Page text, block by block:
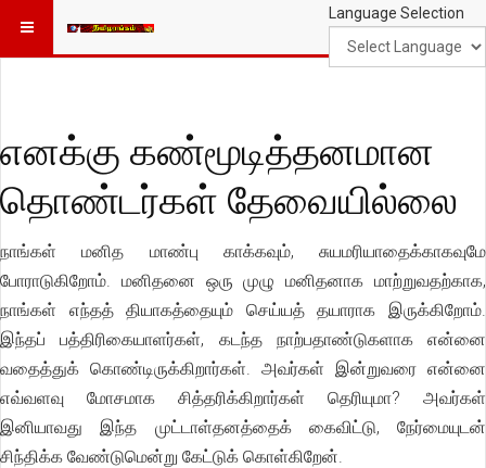
Language Selection
எனக்கு கண்மூடித்தனமான
தொண்டர்கள் தேவையில்லை
நாங்கள் மனித மாண்பு காக்கவும், சுயமரியாதைக்காகவுமே
போராடுகிறோம். மனிதனை ஒரு முழு மனிதனாக மாற்றுவதற்காக,
நாங்கள் எந்தத் தியாகத்தையும் செய்யத் தயாராக இருக்கிறோம்.
இந்தப் பத்திரிகையாளர்கள், கடந்த நாற்பதாண்டுகளாக என்னை
வதைத்துக் கொண்டிருக்கிறார்கள். அவர்கள் இன்றுவரை என்னை
எவ்வளவு மோசமாக சித்தரிக்கிறார்கள் தெரியுமா? அவர்கள்
இனியாவது இந்த முட்டாள்தனத்தைக் கைவிட்டு, நேர்மையுடன்
சிந்திக்க வேண்டுமென்று கேட்டுக் கொள்கிறேன்.